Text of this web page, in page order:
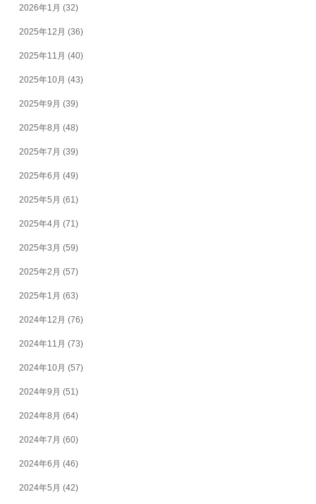
2026年1月 (32)
2025年12月 (36)
2025年11月 (40)
2025年10月 (43)
2025年9月 (39)
2025年8月 (48)
2025年7月 (39)
2025年6月 (49)
2025年5月 (61)
2025年4月 (71)
2025年3月 (59)
2025年2月 (57)
2025年1月 (63)
2024年12月 (76)
2024年11月 (73)
2024年10月 (57)
2024年9月 (51)
2024年8月 (64)
2024年7月 (60)
2024年6月 (46)
2024年5月 (42)